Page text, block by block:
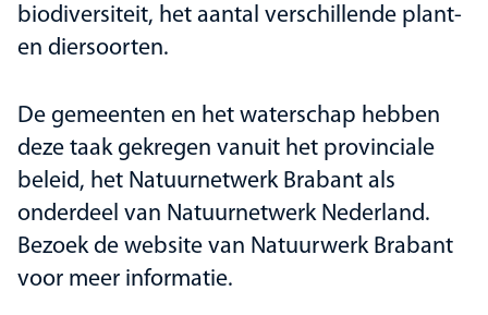
biodiversiteit, het aantal verschillende plant-
en diersoorten.
De gemeenten en het waterschap hebben
deze taak gekregen vanuit het provinciale
beleid, het Natuurnetwerk Brabant als
onderdeel van Natuurnetwerk Nederland.
Bezoek de website van Natuurwerk Brabant
voor meer informatie.